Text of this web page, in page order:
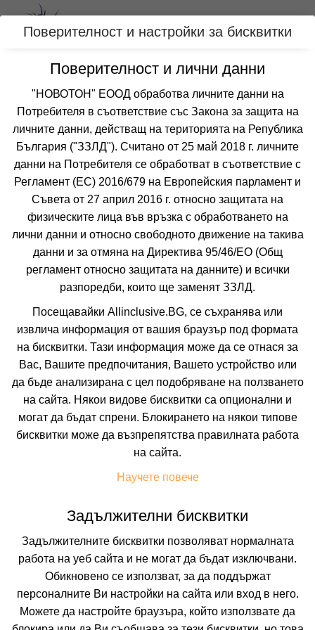
Вход
Категории
Хотел ДЖУЛИЯ
СВЕТИ ВЛАС
Отзиви от клиенти за хотел ДЖУЛИЯ
все още няма мнения за този хотел
❮ ❯
УДОБСТВА В ХОТЕЛА FAQ ЗА ХОТЕЛА
Транспорт
Собствен
Период
12.08.2026 5 нощувки
Настаняване
Описание
ХотелДЖУЛИЯ*** Свети Влас
Курорт:Свети Влас
Местоположение:Хотел Джулия се намира в самото начало на Свети
Поверителност и настройки за бисквитки
Поверителност и лични данни
"НОВОТОН" ЕООД обработва личните данни на
Потребителя в съответствие със Закона за защита на
личните данни, действащ на територията на Република
България ("ЗЗЛД"). Считано от 25 май 2018 г. личните
данни на Потребителя се обработват в съответствие с
Регламент (ЕС) 2016/679 на Европейския парламент и
Съвета от 27 април 2016 г. относно защитата на
физическите лица във връзка с обработването на
лични данни и относно свободното движение на такива
данни и за отмяна на Директива 95/46/EО (Общ
регламент относно защитата на данните) и всички
разпоредби, които ще заменят ЗЗЛД.
Посещавайки Allinclusive.BG, се съхранява или
извлича информация от вашия браузър под формата
на бисквитки. Тази информация може да се отнася за
Вас, Вашите предпочитания, Вашето устройство или
да бъде анализирана с цел подобряване на ползването
на сайта. Някои видове бисквитки са опционални и
могат да бъдат спрени. Блокирането на някои типове
бисквитки може да възпрепятства правилната работа
на сайта.
Научете повече
Задължителни бисквитки
Задължителните бисквитки позволяват нормалната
работа на уеб сайта и не могат да бъдат изключвани.
Обикновено се използват, за да поддържат
персоналните Ви настройки на сайта или вход в него.
Можете да настройте браузъра, който използвате да